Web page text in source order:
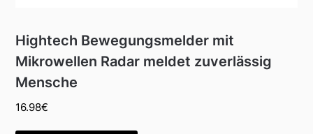
Hightech Bewegungsmelder mit
Mikrowellen Radar meldet zuverlässig
Mensche
16.98€